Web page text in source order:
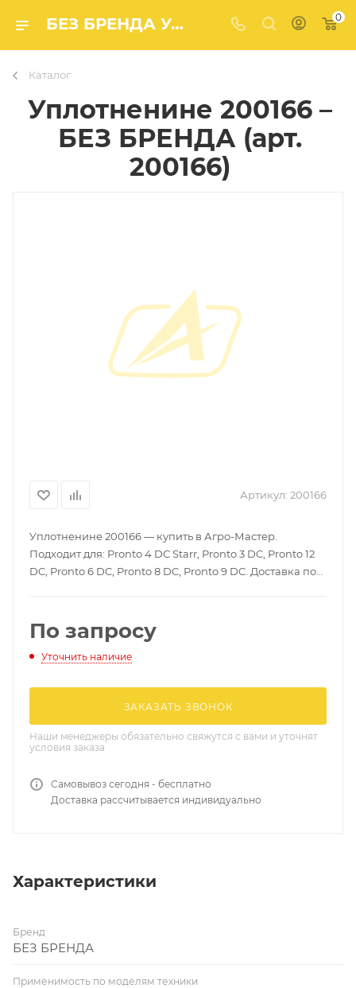
БЕЗ БРЕНДА Уплотненине 200166 (арт. 200166) – купить в Агро-Мастер 0
Каталог
Уплотненине 200166 –
БЕЗ БРЕНДА (арт.
200166)
Артикул: 200166
Уплотненине 200166 — купить в Агро-Мастер.
Подходит для: Pronto 4 DC Starr, Pronto 3 DC, Pronto 12
DC, Pronto 6 DC, Pronto 8 DC, Pronto 9 DC. Доставка по
По запросу
Уточнить наличие
ЗАКАЗАТЬ ЗВОНОК
Наши менеджеры обязательно свяжутся с вами и уточнят
условия заказа
Самовывоз сегодня - бесплатно
Доставка рассчитывается индивидуально
Характеристики
Бренд
БЕЗ БРЕНДА
Применимость по моделям техники